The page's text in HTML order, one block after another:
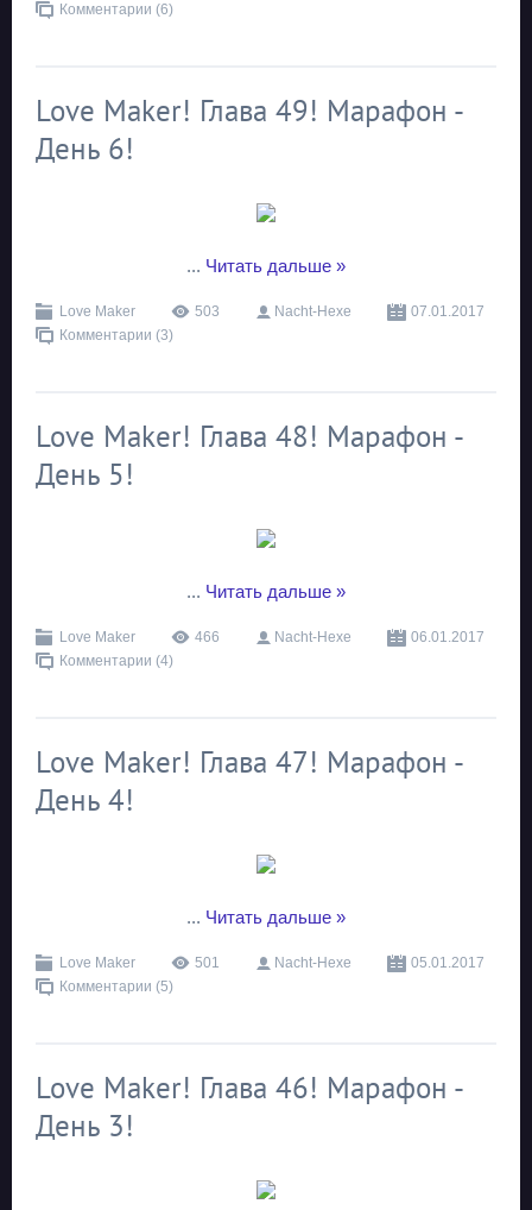
Комментарии (6)
Love Maker! Глава 49! Марафон -
День 6!
... Читать дальше »
Love Maker 503 Nacht-Hexe
07.01.2017
Комментарии (3)
Love Maker! Глава 48! Марафон -
День 5!
... Читать дальше »
Love Maker 466 Nacht-Hexe
06.01.2017
Комментарии (4)
Love Maker! Глава 47! Марафон -
День 4!
... Читать дальше »
Love Maker 501 Nacht-Hexe
05.01.2017
Комментарии (5)
Love Maker! Глава 46! Марафон -
День 3!